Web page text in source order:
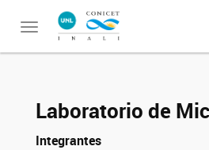
Toggle
Laboratorio de
Integrantes